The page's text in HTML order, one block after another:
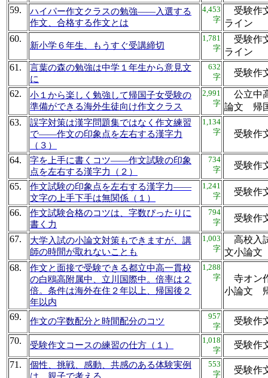
59.
ハイパー作文クラスの勉強――入選する
作文、合格する作文とは
4,453
字
受験作
ライ
60.
新小学６年生、もうすぐ受講締切
1,781
字
受験作
ライ
61.
言葉の森の勉強は中学１年生から意見文
に
632
字
受験
62.
小１から楽しく勉強して帰国子女受験の
準備ができる海外生徒向け作文クラス
2,991
字
公立中
論文
63.
誤字対策は漢字問題集ではなく作文練習
で――作文の印象点を左右する漢字力
（３）
1,134
字
受験
64.
字を上手に書くコツ――作文試験の印象
点を左右する漢字力（２）
734
字
受験
65.
作文試験の印象点を左右する漢字力――
文字の上手下手は無関係（１）
1,241
字
受験
66.
作文試験合格のコツは、字数ぴったりに
書く力
794
字
受験
67.
大学入試の小論文対策もできますが、講
師の時間が取れないことも
1,003
字
高校入
文小
68.
作文と面接で受験できる都立中高一貫校
の白鴎高附属中、立川国際中。倍率は２
倍。条件は海外在住２年以上、帰国後２
年以内
1,288
字
寺オン
小論文
69. 作文の字数配分と時間配分のコツ
957
字
受験
70.
受験作文コースの練習の仕方（１）
1,018
字
受験
71.
個性、挑戦、感動、共感のある体験実例
553
字
受験